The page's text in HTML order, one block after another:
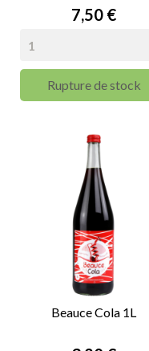
Prix
7,50 €
Rupture de stock
Beauce Cola 1L